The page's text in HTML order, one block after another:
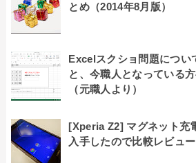
とめ（2014年8月版）
Excelスクショ問題につい
と、今職人となっている
（元職人より）
[Xperia Z2] マグネット充
入手したので比較レビュ